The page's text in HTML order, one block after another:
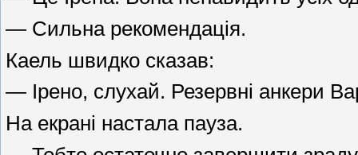
— Сильна рекомендація.
Каель швидко сказав:
— Ірено, слухай. Резервні анкери
На екрані настала пауза.